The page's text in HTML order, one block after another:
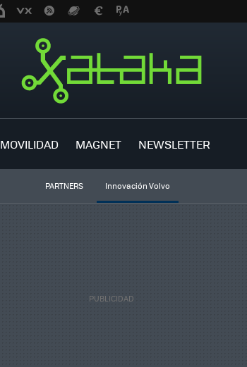
MOVILIDAD MAGNET NEWSLETTER
PARTNERS Innovación Volvo